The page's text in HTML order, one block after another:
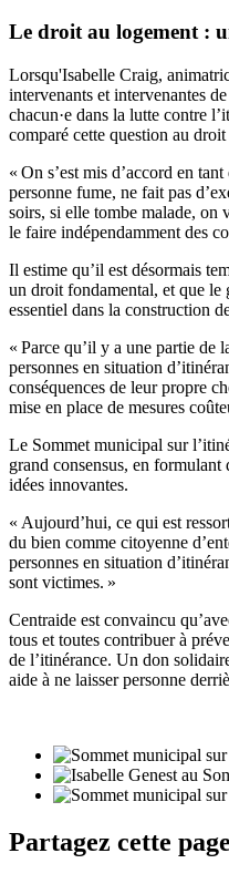
Le droit au logement :
Lorsqu'Isabelle Craig,
intervenants et intervenantes
chacun·e dans la lutte contre
comparé cette question au droit
« On s’est mis d’accord en
personne fume, ne fait pas
soirs, si elle tombe malade, on
le faire indépendamment des
Il estime qu’il est désormais
un droit fondamental, et que
essentiel dans la construction
« Parce qu’il y a une partie de
personnes en situation
conséquences de leur propre
mise en place de mesures
Le Sommet municipal sur
grand consensus, en formulant
idées innovantes.
« Aujourd’hui, ce qui est
du bien comme citoyenne
personnes en situation
sont victimes. »
Centraide est convaincu
tous et toutes contribuer à
de l’itinérance. Un don
aide à ne laisser personne
Partagez cette page